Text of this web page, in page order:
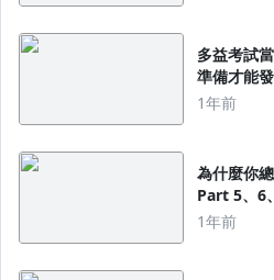
多益考試
準備才能
1年前
為什麼你
Part 5、6
你！考前
1年前